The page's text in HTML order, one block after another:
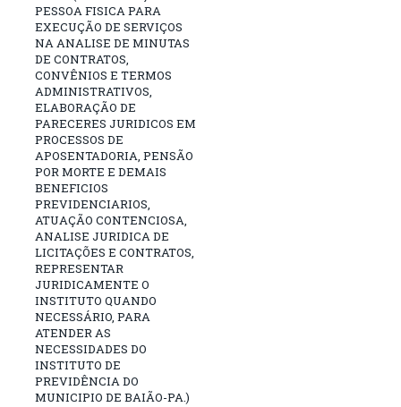
PESSOA FISICA PARA
EXECUÇÃO DE SERVIÇOS
NA ANALISE DE MINUTAS
DE CONTRATOS,
CONVÊNIOS E TERMOS
ADMINISTRATIVOS,
ELABORAÇÃO DE
PARECERES JURIDICOS EM
PROCESSOS DE
APOSENTADORIA, PENSÃO
POR MORTE E DEMAIS
BENEFICIOS
PREVIDENCIARIOS,
ATUAÇÃO CONTENCIOSA,
ANALISE JURIDICA DE
LICITAÇÕES E CONTRATOS,
REPRESENTAR
JURIDICAMENTE O
INSTITUTO QUANDO
NECESSÁRIO, PARA
ATENDER AS
NECESSIDADES DO
INSTITUTO DE
PREVIDÊNCIA DO
MUNICIPIO DE BAIÃO-PA.)